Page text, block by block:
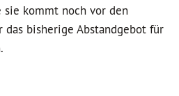
sie kommt noch vor den
bisherige Abstandgebot für